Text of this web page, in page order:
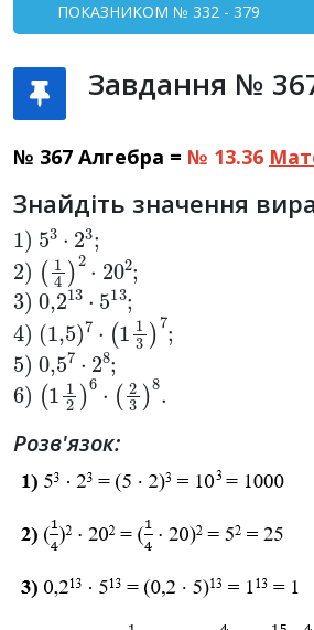
ПОКАЗНИКОМ № 332 - 379
Завдання №
№ 367 Алгебра = № 13.36
Знайдіть значення
1) 53 23
2) (1 4)2 ⋅ 202
3) 0,213 ⋅513
4) (1,5)7 ⋅(113) 7
5) 0,57 28;
6) (11 2)6 ⋅(23)8
Розв'язок: